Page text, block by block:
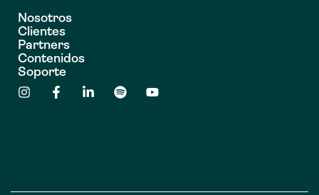
Nosotros
Clientes
Partners
Contenidos
Soporte